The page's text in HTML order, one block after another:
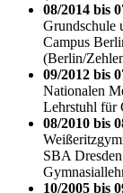
08/2014 bis
Grundschule
Campus
(Berlin/
09/2012 bis
Nationalen
Lehrstuhl für
08/2010 bis
SBA
10/2005 bis